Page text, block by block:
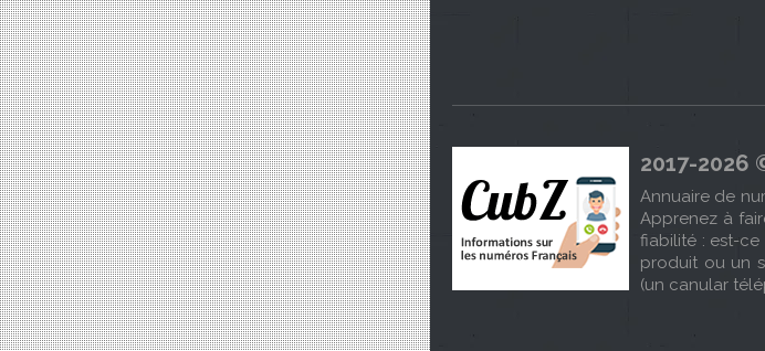
2017-2026
Annuaire de
Apprenez à
fiabilité : est-
produit ou un
(un canular